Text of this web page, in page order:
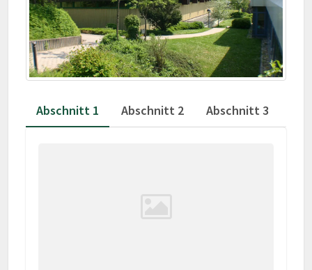
Abschnitt 1 Abschnitt 2 Abschnitt 3